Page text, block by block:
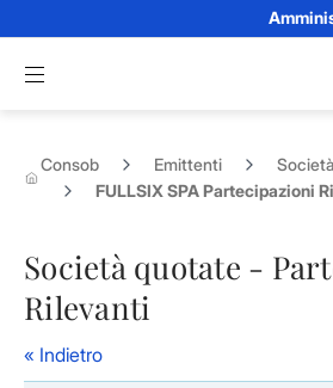
Apri menu di navigazione
Consob Emittenti
FULLSIX SPA Partecipazioni
Società quotate -
Rilevanti
« Indietro